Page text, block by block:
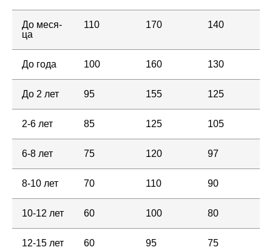
До ме­ся­
ца
110 170 140
До года 100 160 130
До 2 лет 95 155 125
2-6 лет 85 125 105
6-8 лет 75 120 97
8-10 лет 70 110 90
10-12 лет 60 100 80
12-15 лет 60 95 75